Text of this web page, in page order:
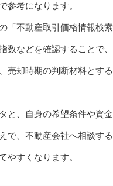
参考になります。
「不動産取引価格情報検
数などを確認することで
売却時期の判断材料とす
と、自身の希望条件や資
で、不動産会社へ相談す
やすくなります。